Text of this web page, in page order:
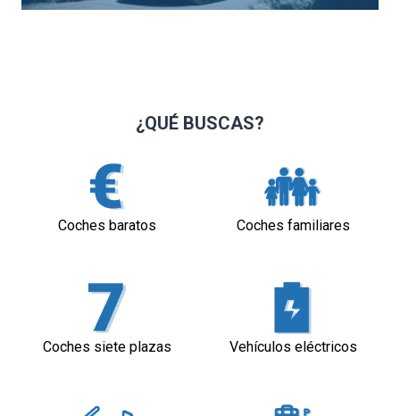
¿QUÉ BUSCAS?
Coches baratos Coches familiares
Coches siete plazas Vehículos eléctricos